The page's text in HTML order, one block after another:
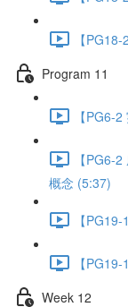
【
Program 11
【PG6-
【PG6-
概念 (5:37)
【
【
Week 12